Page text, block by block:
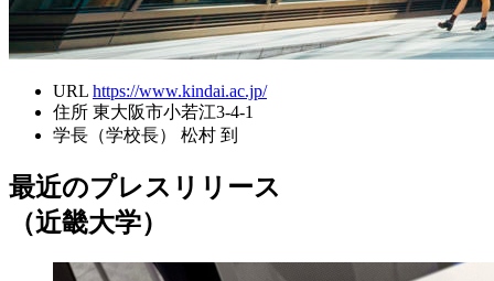
URL https://www.kindai.ac.jp/
住所 東大阪市小若江3-4-1
学長（学校長）
松村 到
最近のプレスリリース
（近畿大学）